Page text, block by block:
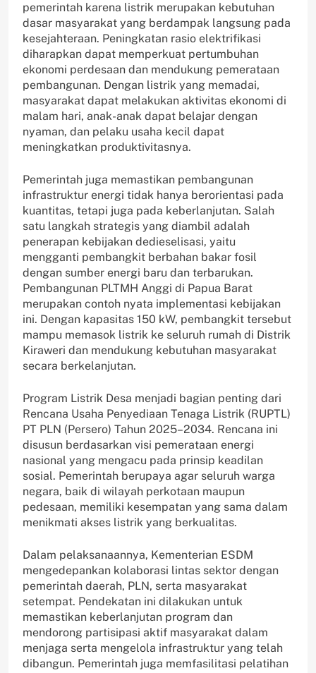
pemerintah karena listrik merupakan kebutuhan
dasar masyarakat yang berdampak langsung pada
kesejahteraan. Peningkatan rasio elektrifikasi
diharapkan dapat memperkuat pertumbuhan
ekonomi perdesaan dan mendukung pemerataan
pembangunan. Dengan listrik yang memadai,
masyarakat dapat melakukan aktivitas ekonomi di
malam hari, anak-anak dapat belajar dengan
nyaman, dan pelaku usaha kecil dapat
meningkatkan produktivitasnya.
Pemerintah juga memastikan pembangunan
infrastruktur energi tidak hanya berorientasi pada
kuantitas, tetapi juga pada keberlanjutan. Salah
satu langkah strategis yang diambil adalah
penerapan kebijakan dedieselisasi, yaitu
mengganti pembangkit berbahan bakar fosil
dengan sumber energi baru dan terbarukan.
Pembangunan PLTMH Anggi di Papua Barat
merupakan contoh nyata implementasi kebijakan
ini. Dengan kapasitas 150 kW, pembangkit tersebut
mampu memasok listrik ke seluruh rumah di Distrik
Kiraweri dan mendukung kebutuhan masyarakat
secara berkelanjutan.
Program Listrik Desa menjadi bagian penting dari
Rencana Usaha Penyediaan Tenaga Listrik (RUPTL)
PT PLN (Persero) Tahun 2025–2034. Rencana ini
disusun berdasarkan visi pemerataan energi
nasional yang mengacu pada prinsip keadilan
sosial. Pemerintah berupaya agar seluruh warga
negara, baik di wilayah perkotaan maupun
pedesaan, memiliki kesempatan yang sama dalam
menikmati akses listrik yang berkualitas.
Dalam pelaksanaannya, Kementerian ESDM
mengedepankan kolaborasi lintas sektor dengan
pemerintah daerah, PLN, serta masyarakat
setempat. Pendekatan ini dilakukan untuk
memastikan keberlanjutan program dan
mendorong partisipasi aktif masyarakat dalam
menjaga serta mengelola infrastruktur yang telah
dibangun. Pemerintah juga memfasilitasi pelatihan